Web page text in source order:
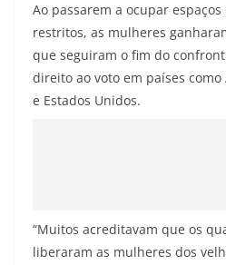
Ao passarem a ocupar
restritos, as mulheres
que seguiram o fim do
direito ao voto em países
e Estados Unidos.
“Muitos acreditavam que os
liberaram as mulheres dos